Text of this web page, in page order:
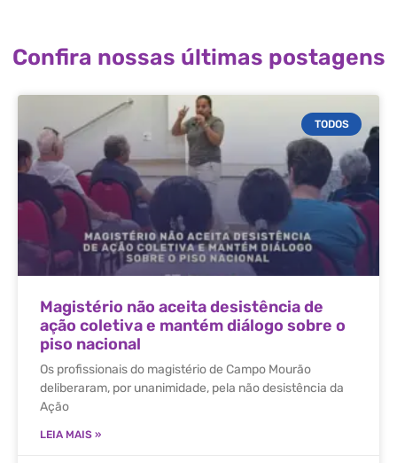
Confira nossas últimas postagens
TODOS
Magistério não aceita desistência de
ação coletiva e mantém diálogo sobre o
piso nacional
Os profissionais do magistério de Campo Mourão
deliberaram, por unanimidade, pela não desistência da
Ação
LEIA MAIS »